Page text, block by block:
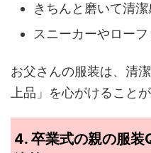
きちんと磨いて清潔
スニーカーやローフ
お父さんの服装は、清
上品」を心がけること
4. 卒業式の親の服装